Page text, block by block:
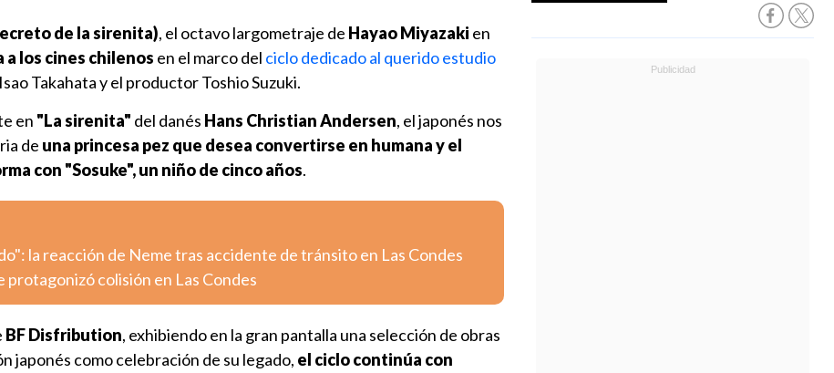
de la sirenita), el octavo largometraje de Hayao Miyazaki en
a los cines chilenos en el marco del ciclo dedicado al querido estudio
Takahata y el productor Toshio Suzuki.
en "La sirenita" del danés Hans Christian Andersen, el japonés nos
de una princesa pez que desea convertirse en humana y el
con "Sosuke", un niño de cinco años.
la reacción de Neme tras accidente de tránsito en Las Condes
protagonizó colisión en Las Condes
BF Disfribution, exhibiendo en la gran pantalla una selección de obras
japonés como celebración de su legado, el ciclo continúa con